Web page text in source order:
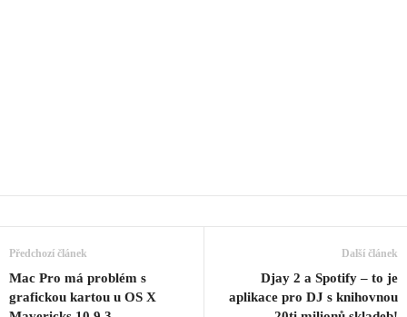
Předchozí článek
Mac Pro má problém s
grafickou kartou u OS X
Další článek
Djay 2 a Spotify – to je
aplikace pro DJ s knihovnou